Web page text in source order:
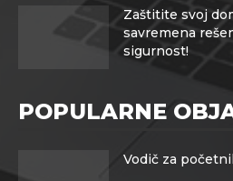
Zaštitite svoj
savremena
sigurnost!
POPULARNE
Vodič za